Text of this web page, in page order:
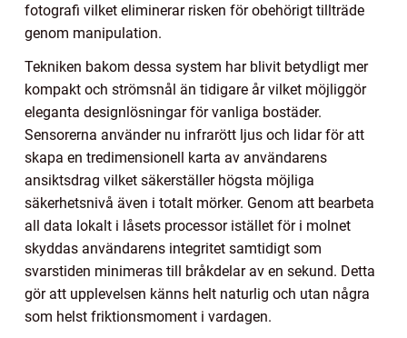
fotografi vilket eliminerar risken för obehörigt tillträde
genom manipulation.
Tekniken bakom dessa system har blivit betydligt mer
kompakt och strömsnål än tidigare år vilket möjliggör
eleganta designlösningar för vanliga bostäder.
Sensorerna använder nu infrarött ljus och lidar för att
skapa en tredimensionell karta av användarens
ansiktsdrag vilket säkerställer högsta möjliga
säkerhetsnivå även i totalt mörker. Genom att bearbeta
all data lokalt i låsets processor istället för i molnet
skyddas användarens integritet samtidigt som
svarstiden minimeras till bråkdelar av en sekund. Detta
gör att upplevelsen känns helt naturlig och utan några
som helst friktionsmoment i vardagen.